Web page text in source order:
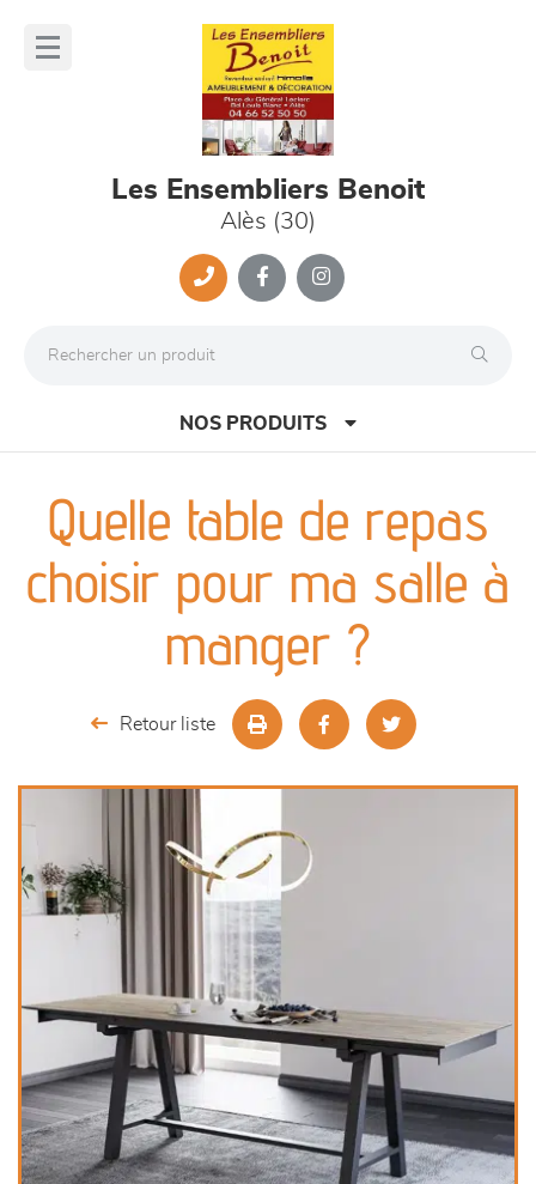
Les Ensembliers Benoit
Alès (30)
NOS PRODUITS
canapés et fauteuils
séjours
chambres et dressing
décoration
Quelle table de repas
choisir pour ma salle à
manger ?
Retour liste